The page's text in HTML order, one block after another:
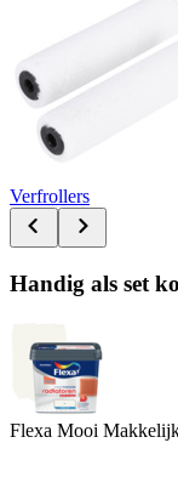
Verfrollers
Handig als set
Flexa Mooi